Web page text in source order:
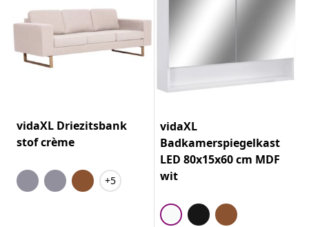
vidaXL Driezitsbank
stof crème
+5
vidaXL
Badkamerspiegelkast
LED 80x15x60 cm MDF
wit